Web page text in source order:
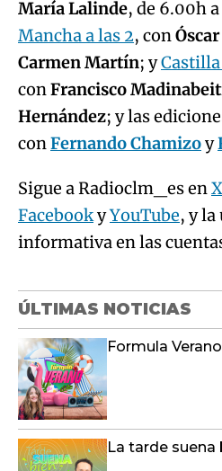
María Lalinde, de 6.00h
Mancha a las 2, con
Carmen Martín; y
conFrancisco
Hernández; y las
conFernando Chamizoy
Sigue a Radioclm_es enX
FacebookyYouTube, y
informativa en las
ÚLTIMAS NOTICIAS
Formula
La tarde